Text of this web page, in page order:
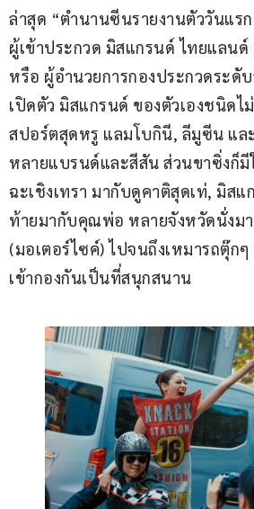
ล่าสุด “ตำนานซีนรายงานตัววันแร
ผู้เข้าประกวด มิสแกรนด์ ไทยแลนด์
หรือ ผู้อำนวยการกองประกวดระ
เปิดตัว มิสแกรนด์ ของตัวเองชนิดไ
สปอร์ตสุดหรู แลมโบกินี, ลีมูซีน แล
หลายแบรนด์และสีสัน ส่วนขาซิ่งก็
ฉะเชิงเทรา มากับดูคาติสุดเท่, มิส
ท้ายมากับคุณพ่อ หลายจังหวัดนั่งม
(มอเตอร์ไซค์) ไปจนถึงเหมารถตุ๊กๆ
เข้ากองกันเป็นที่สนุกสนาน